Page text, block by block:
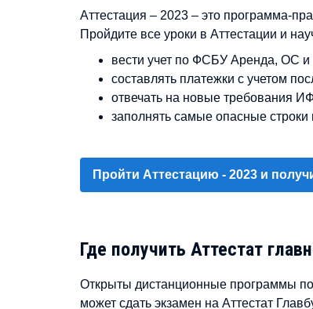
Аттестация – 2023 – это программа-
Пройдите все уроки в Аттестации и
вести учет по ФСБУ Аренда, ОС и
составлять платежки с учетом
отвечать на новые требования
заполнять самые опасные строки
Пройти Аттестацию - 2023 и
Где получить Аттестат
Открыты дистанционные программы
может сдать экзамен на Аттестат